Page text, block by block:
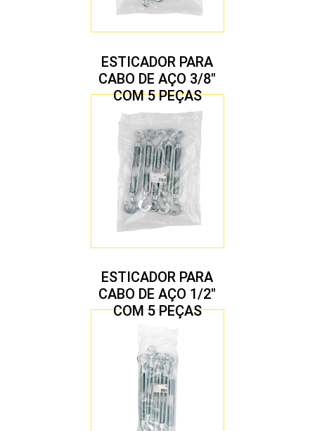
ESTICADOR PARA
CABO DE AÇO 3/8″
COM 5 PEÇAS
ESTICADOR PARA
CABO DE AÇO 1/2″
COM 5 PEÇAS